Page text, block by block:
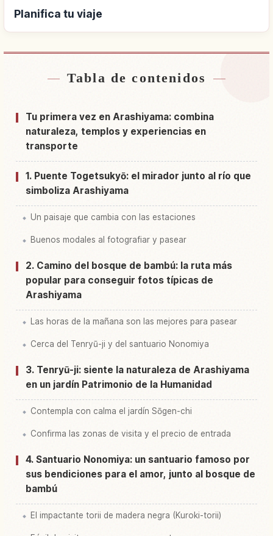
Planifica tu viaje
Buscar alojamiento↗
Buscar experiencias↗
Tabla de contenidos
Tu primera vez en Arashiyama: combina
naturaleza, templos y experiencias en
transporte
1. Puente Togetsukyō: el mirador junto al río que
simboliza Arashiyama
Un paisaje que cambia con las estaciones
Buenos modales al fotografiar y pasear
2. Camino del bosque de bambú: la ruta más
popular para conseguir fotos típicas de
Arashiyama
Las horas de la mañana son las mejores para pasear
Cerca del Tenryū-ji y del santuario Nonomiya
3. Tenryū-ji: siente la naturaleza de Arashiyama
en un jardín Patrimonio de la Humanidad
Contempla con calma el jardín Sōgen-chi
Confirma las zonas de visita y el precio de entrada
4. Santuario Nonomiya: un santuario famoso por
sus bendiciones para el amor, junto al bosque de
bambú
El impactante torii de madera negra (Kuroki-torii)